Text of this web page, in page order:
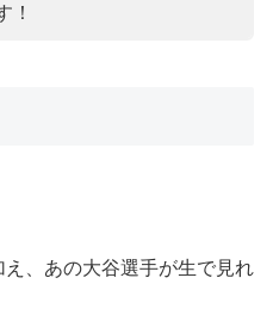
！
、あの大谷選手が生で見れ